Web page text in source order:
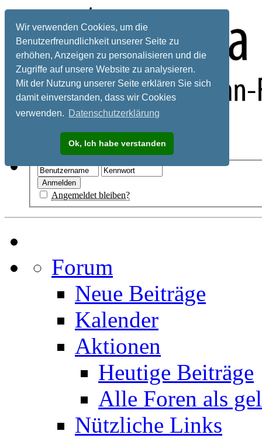
Wir verwenden Cookies, um die
Benutzerfreundlichkeit unserer Seite zu
erhöhen, Anzeigen zu personalisieren und die
Zugriffe auf unsere Website zu analysieren.
Mit der Nutzung unserer Seite erklären Sie sich
damit einverstanden, dass wir Cookies
verwenden. Datenschutzerklärung
Ok, Ich habe verstanden
Registrieren
Angemeldet bleiben?
Forum
Neue Beiträge
Kalender
Aktionen
Heutige Beiträge
Alle Foren als
Nützliche Links